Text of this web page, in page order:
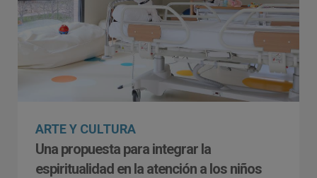
ARTE Y CULTURA
Una propuesta para integrar la
espiritualidad en la atención a los niños